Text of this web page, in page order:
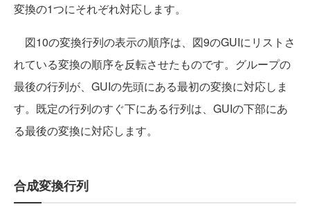
変換の1つにそれぞれ対応します。
図10の変換行列の表示の順序は、図9のGUIにリストさ
れている変換の順序を反転させたものです。グループの
最後の行列が、GUIの先頭にある最初の変換に対応しま
す。既定の行列のすぐ下にある行列は、GUIの下部にあ
る最後の変換に対応します。
合成変換行列